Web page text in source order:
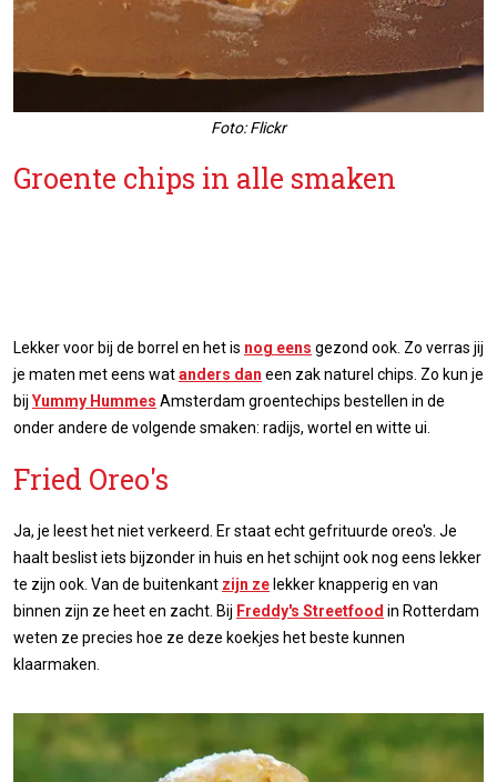
Foto: Flickr
Groente chips in alle smaken
Lekker voor bij de borrel en het is nog eens gezond ook. Zo verras jij
je maten met eens watanders dan een zak naturel chips. Zo kun je
bij Yummy Hummes Amsterdam groentechips bestellen in de
onder andere de volgende smaken: radijs, wortel en witte ui.
Fried Oreo's
Ja, je leest het niet verkeerd. Er staat echt gefrituurde oreo's. Je
haalt beslist iets bijzonder in huis en het schijnt ook nog eens lekker
te zijn ook. Van de buitenkant zijn ze lekker knapperig en van
binnen zijn ze heet en zacht. Bij Freddy's Streetfood in Rotterdam
weten ze precies hoe ze deze koekjes het beste kunnen
klaarmaken.